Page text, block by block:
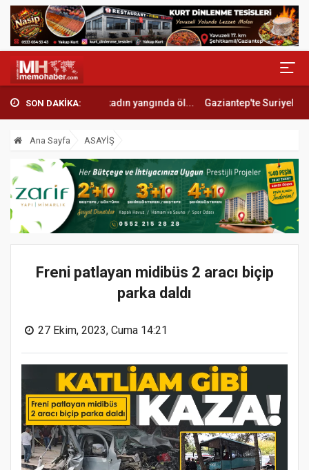
SON DAKİKA:
acı son: Yaşlı kadın yangında öl... Gaziantep'te Suriyelilerin kanlı
Ana Sayfa ASAYİŞ
Freni patlayan midibüs 2 aracı biçip
parka daldı
27 Ekim, 2023, Cuma 14:21